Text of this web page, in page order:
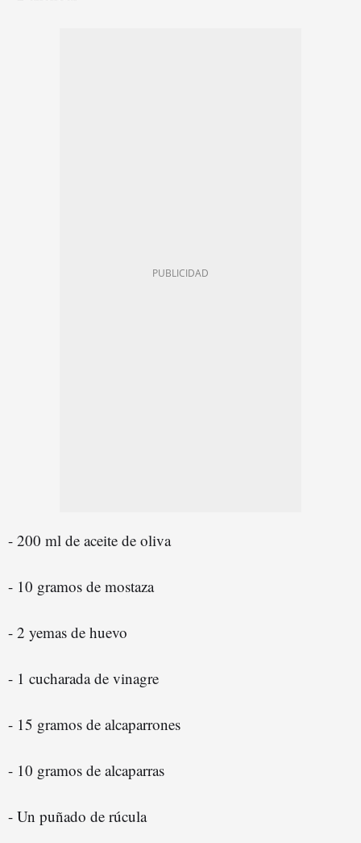
- 200 ml de aceite de oliva
- 10 gramos de mostaza
- 2 yemas de huevo
- 1 cucharada de vinagre
- 15 gramos de alcaparrones
- 10 gramos de alcaparras
- Un puñado de rúcula